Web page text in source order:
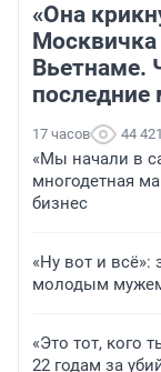
«Она
Москвичка
Вьетнаме.
17 часов 44 421
«Мы начали в
многодетная
бизнес
«Ну вот и всё»:
молодым
«Это тот, кого
22 годам за